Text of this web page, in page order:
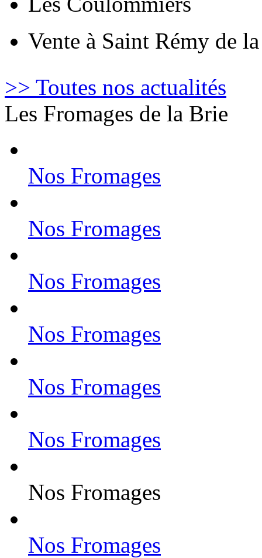
Vente à Saint Rémy de
>> Toutes nos actualités
Les Fromages de la Brie
Nos Fromages
Nos Fromages
Nos Fromages
Nos Fromages
Nos Fromages
Nos Fromages
Nos Fromages
Nos Fromages